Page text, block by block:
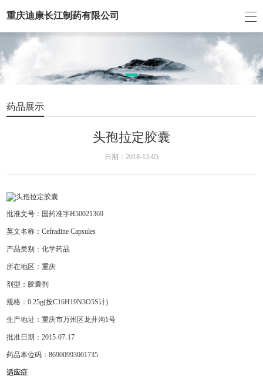
重庆迪康长江制药有限公司
药品展示
头孢拉定胶囊
日期：2018-12-05
批准文号：国药准字H50021369
英文名称：Cefradine Capsules
产品类别：化学药品
所在地区：重庆
剂型：胶囊剂
规格：0.25g(按C16H19N3O5S计)
生产地址：重庆市万州区龙井沟1号
批准日期：2015-07-17
药品本位码：86900993001735
适应症